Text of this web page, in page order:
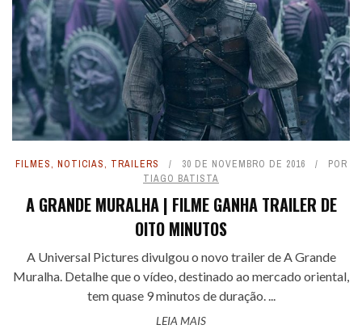
FILMES, NOTICIAS, TRAILERS 30 DE NOVEMBRO DE 2016
POR
TIAGO BATISTA
A GRANDE MURALHA | FILME GANHA TRAILER DE
OITO MINUTOS
A Universal Pictures divulgou o novo trailer de A Grande
Muralha. Detalhe que o vídeo, destinado ao mercado oriental,
tem quase 9 minutos de duração. ...
LEIA MAIS